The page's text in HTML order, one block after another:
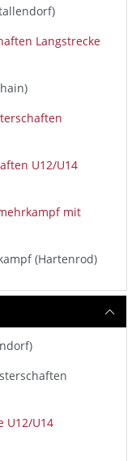
Langstrecke
U12/U14
mit
(Hartenrod)
U12/U14